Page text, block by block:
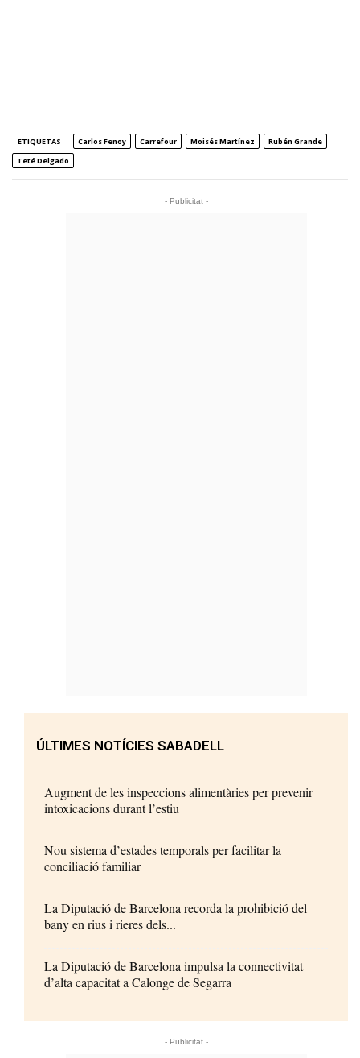
ETIQUETAS Carlos Fenoy Carrefour Moisés Martínez
Rubén Grande
Teté Delgado
- Publicitat -
ÚLTIMES NOTÍCIES SABADELL
Augment de les inspeccions alimentàries per prevenir
intoxicacions durant l’estiu
Nou sistema d’estades temporals per facilitar la
conciliació familiar
La Diputació de Barcelona recorda la prohibició del
bany en rius i rieres dels...
La Diputació de Barcelona impulsa la connectivitat
d’alta capacitat a Calonge de Segarra
- Publicitat -